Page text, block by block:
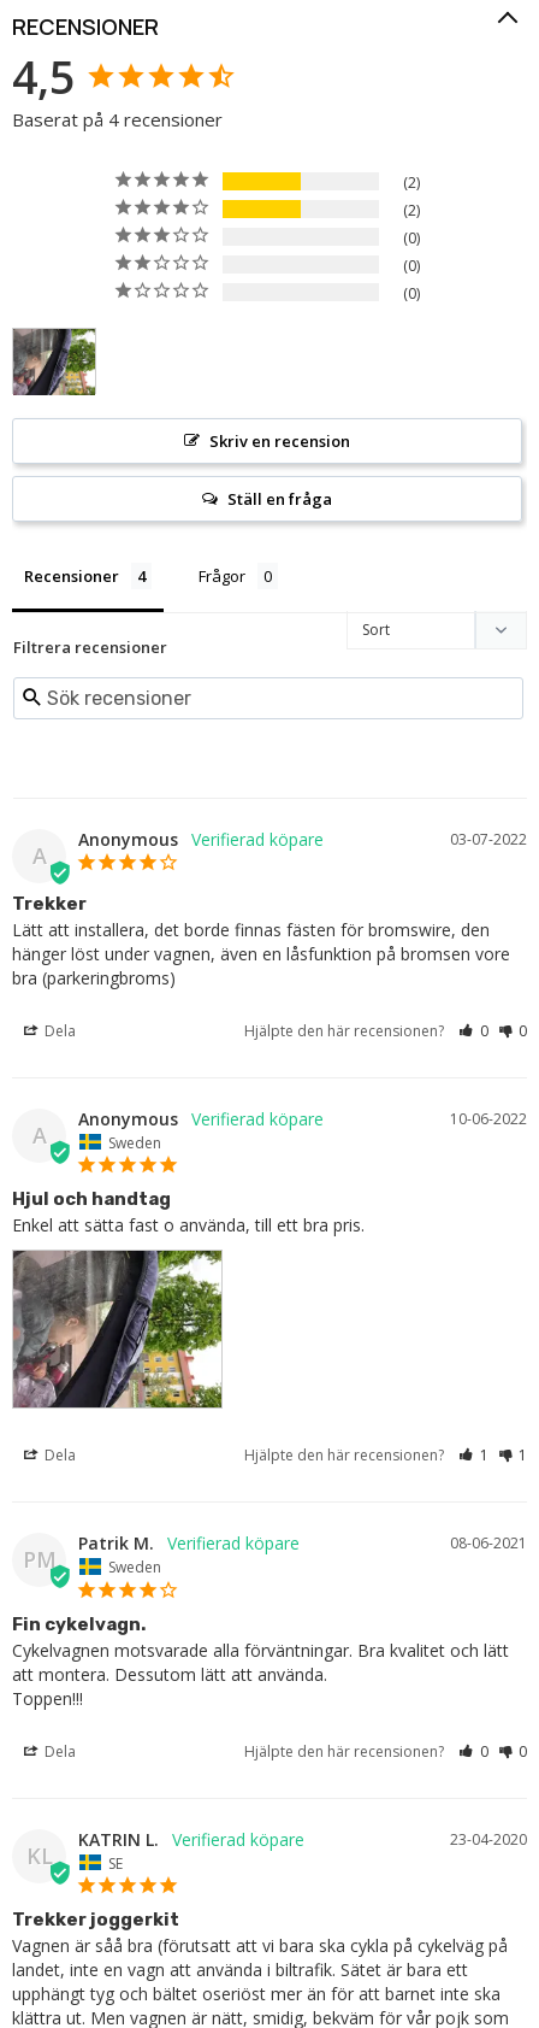
RECENSIONER
4,5
Baserat på 4 recensioner
2
2
0
0
0
Skriv en recension
Ställ en fråga
Recensioner Frågor
Filtrera recensioner
A
03-07-2022
Anonymous
Trekker
Lätt att installera, det borde finnas fästen för bromswire, den
hänger löst under vagnen, även en låsfunktion på bromsen vore
bra (parkeringbroms)
Dela Hjälpte den här recensionen? 0 0
A
10-06-2022
Anonymous
Sweden
Hjul och handtag
Enkel att sätta fast o använda, till ett bra pris.
Dela Hjälpte den här recensionen? 1 1
PM
08-06-2021
Patrik M.
Sweden
Fin cykelvagn.
Cykelvagnen motsvarade alla förväntningar. Bra kvalitet och lätt
att montera. Dessutom lätt att använda.
Toppen!!!
Dela Hjälpte den här recensionen? 0 0
KL
23-04-2020
KATRIN L.
SE
Trekker joggerkit
Vagnen är såå bra (förutsatt att vi bara ska cykla på cykelväg på
landet, inte en vagn att använda i biltrafik. Sätet är bara ett
upphängt tyg och bältet oseriöst mer än för att barnet inte ska
klättra ut. Men vagnen är nätt, smidig, bekväm för vår pojk som